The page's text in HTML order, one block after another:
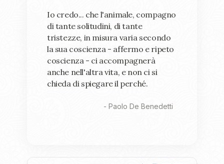
Io credo... che l'animale, compagno
di tante solitudini, di tante
tristezze, in misura varia secondo
la sua coscienza - affermo e ripeto
coscienza - ci accompagnerà
anche nell'altra vita, e non ci si
chieda di spiegare il perché.
- Paolo De Benedetti